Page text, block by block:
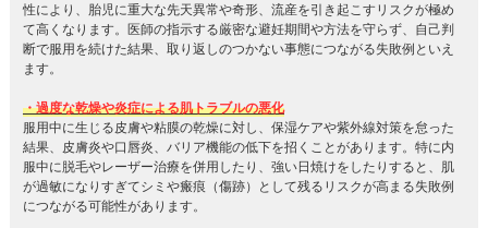
性により、胎児に重大な先天異常や奇形、流産を引き起こすリスクが極め
て高くなります。医師の指示する厳密な避妊期間や方法を守らず、自己判
断で服用を続けた結果、取り返しのつかない事態につながる失敗例といえ
ます。
・過度な乾燥や炎症による肌トラブルの悪化
服用中に生じる皮膚や粘膜の乾燥に対し、保湿ケアや紫外線対策を怠った
結果、皮膚炎や口唇炎、バリア機能の低下を招くことがあります。特に内
服中に脱毛やレーザー治療を併用したり、強い日焼けをしたりすると、肌
が過敏になりすぎてシミや瘢痕（傷跡）として残るリスクが高まる失敗例
につながる可能性があります。